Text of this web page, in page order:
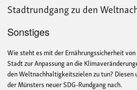
Stadtrundgang zu den
Sonstiges
Wie steht es mit der Ernährungssicherheit
Stadt zur Anpassung an die
den Weltnachhaltigkeitszielen zu tun? Diesen
der Münsters neuer SDG-Rundgang nach.